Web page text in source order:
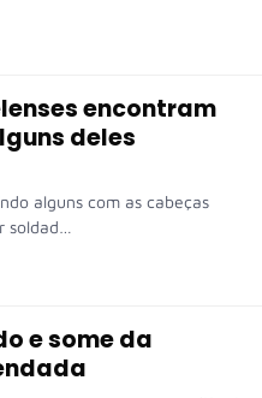
encontram
deles
alguns com as cabeças
e some da